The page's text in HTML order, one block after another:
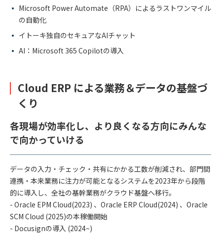
Microsoft Power Automate（RPA）によるラストワンマイル
の自動化
イトーキ独自のセキュアなAIチャット
AI：Microsoft 365 Copilotの導入
Cloud ERP による業務＆データの基盤づ
くり
各現場が効率化し、より良くなる方向にみんな
で向かっていける
データの入力・チェック・共有にかかる工数が削減され、部門間
連携・本来業務に注力が可能となるシステムを2023年から段階
的に導入し、 全社の基幹業務がクラウド基盤へ移行。
- Oracle EPM Cloud(2023) 、Oracle ERP Cloud(2024) 、Oracle
SCM Cloud (2025)の本稼働開始
- Docusignの導入 (2024~)